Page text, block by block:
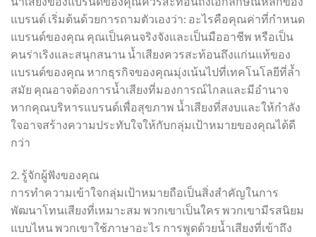
แบรนด์ เริ่มต้นด้วยการถามตัวเองว่า: อะไรคือคุณค่าที่กำหนด
แบรนด์ของคุณ คุณเป็นคนจริงจังและเป็นมืออาชีพ หรือเป็น
คนร่าเริงและสนุกสนาน น้ำเสียงควรสะท้อนถึงแก่นแท้ของ
แบรนด์ของคุณ หากธุรกิจของคุณมุ่งเน้นไปที่เทคโนโลยีที่ล้ำ
สมัย คุณอาจต้องการน้ำเสียงที่มองการณ์ไกลและมีอำนาจ
หากคุณบริหารแบรนด์เพื่อสุขภาพ น้ำเสียงที่สงบและให้กำลัง
ใจอาจสร้างความประทับใจให้กับกลุ่มเป้าหมายของคุณได้ดี
กว่า
2. รู้จักผู้ฟังของคุณ
การทำความเข้าใจกลุ่มเป้าหมายถือเป็นสิ่งสำคัญในการ
พัฒนาโทนเสียงที่เหมาะสม พวกเขาเป็นใคร พวกเขามีรสนิยม
แบบไหน พวกเขาใช้ภาษาอะไร การพูดด้วยน้ำเสียงที่เข้าถึง